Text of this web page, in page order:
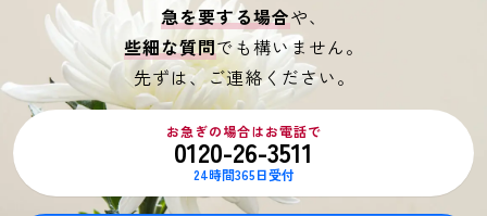
急を要する場合や、
些細な質問でも構いません。
先ずは、ご連絡ください。
お急ぎの場合はお電話で
0120-26-3511
24時間365日受付